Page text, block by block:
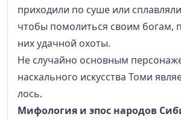
приходили по суше или
чтобы помолиться своим богам,
них удачной охоты.
Не случайно основным
наскального искусства Томи
лось.
Мифология и эпос народов